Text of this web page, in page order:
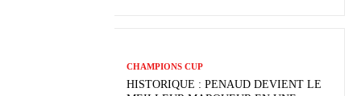
CHAMPIONS CUP
HISTORIQUE : PENAUD DEVIENT LE